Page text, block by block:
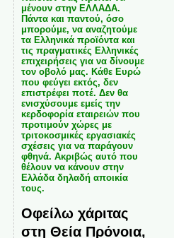
μένουν στην ΕΛΛΑΔΑ.
Πάντα και παντού, όσο
μπορούμε, να αναζητούμε
τα Ελληνικά προϊόντα και
τις πραγματικές Ελληνικές
επιχειρήσεις για να δίνουμε
τον οβολό μας. Κάθε Ευρώ
που φεύγει εκτός, δεν
επιστρέφει ποτέ. Δεν θα
ενισχύσουμε εμείς την
κερδοφορία εταιρειών που
προτιμούν χώρες με
τριτοκοσμικές εργασιακές
σχέσεις για να παράγουν
φθηνά. Ακριβώς αυτό που
θέλουν να κάνουν στην
Ελλάδα δηλαδή αποικία
τους.
Οφείλω χάριτας
στη Θεία Πρόνοια,